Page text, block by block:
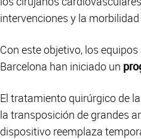
intervenciones y la
Con este objetivo, los
Barcelona han iniciado un
El tratamiento quirúrgico de
la transposición de grandes
dispositivo reemplaza